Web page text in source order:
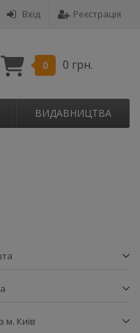
Вхід Реєстрація
0 0 грн.
ВИДАВНИЦТВА
м. Київ